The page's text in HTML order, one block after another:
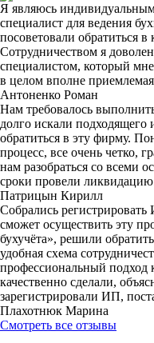
Я являюсь
специалист для ведения
посоветовали обратиться
Сотрудничеством я
специалистом, который
в целом вполне
Антоненко Роман
Нам требовалось
долго искали
обратиться в эту фирму.
процесс, все очень четко,
нам разобраться со всеми
сроки провели
Патрицын Кирилл
Собрались
сможет осуществить эту
бухучёта», решили
удобная схема
профессиональный подход
качественно сделали,
зарегистрировали ИП,
Плахотнюк Марина
Смотреть все отзывы